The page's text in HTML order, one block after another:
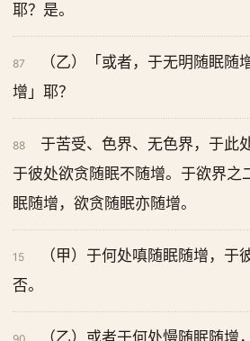
耶？是。
87
（乙）「或者，于无明随眠随
增」耶？
88
于苦受、色界、无色界，于此
于彼处欲贪随眠不随增。于欲界之
眠随增，欲贪随眠亦随增。
15
（甲）于何处嗔随眠随增，于
否。
（乙）或者于何处慢随眠随增